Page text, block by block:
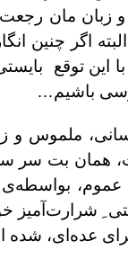
مان رجعت
اگر چنین
این توقع
باشیم…
ملموس
همان بت سر
بواسطه‌ی
شرارت‌آمیز
عده‌ای،